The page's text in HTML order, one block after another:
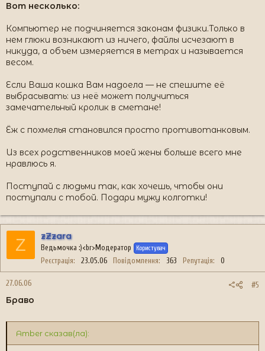
Вот несколько:
Компьютер не подчиняется законам физики.Только в
нем глюки возникают из ничего, файлы исчезают в
никуда, а объем измеряется в метрах и называется
весом.
Если Ваша кошка Вам надоела — не спешите её
выбрасывать: из неё может получиться
замечательный кролик в сметане!
Ёж с похмелья становился просто противотанковым.
Из всех родственников моей жены больше всего мне
нравлюсь я.
Поступай с людьми так, как хочешь, чтобы они
поступали с тобой. Подари мужу колготки!
Z zZzara
Ведьмочка :)<br>Модератор Користувач
Реєстрація 23.05.06 Повідомлення 363 Репутація 0
27.06.06 #5
Браво
Amber сказав(ла):